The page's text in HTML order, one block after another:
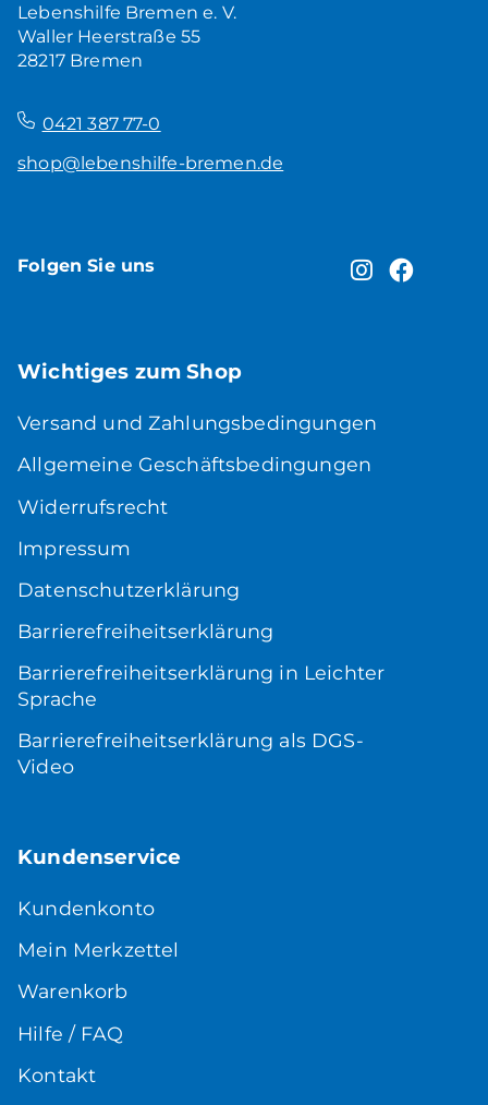
Lebenshilfe Bremen e. V.
Waller Heerstraße 55
28217 Bremen
0421 387 77-0
shop@lebenshilfe-bremen.de
Folgen Sie uns
Wichtiges zum Shop
Versand und Zahlungsbedingungen
Allgemeine Geschäftsbedingungen
Widerrufsrecht
Impressum
Datenschutzerklärung
Barrierefreiheitserklärung
Barrierefreiheitserklärung in Leichter
Sprache
Barrierefreiheitserklärung als DGS-
Video
Kundenservice
Kundenkonto
Mein Merkzettel
Warenkorb
Hilfe / FAQ
Kontakt